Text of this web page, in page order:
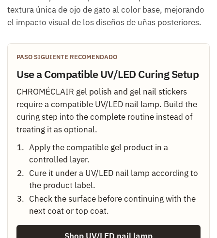
textura única de ojo de gato al color base, mejorando
el impacto visual de los diseños de uñas posteriores.
PASO SIGUIENTE RECOMENDADO
Use a Compatible UV/LED Curing Setup
CHROMÉCLAIR gel polish and gel nail stickers
require a compatible UV/LED nail lamp. Build the
curing step into the complete routine instead of
treating it as optional.
Apply the compatible gel product in a
controlled layer.
Cure it under a UV/LED nail lamp according to
the product label.
Check the surface before continuing with the
next coat or top coat.